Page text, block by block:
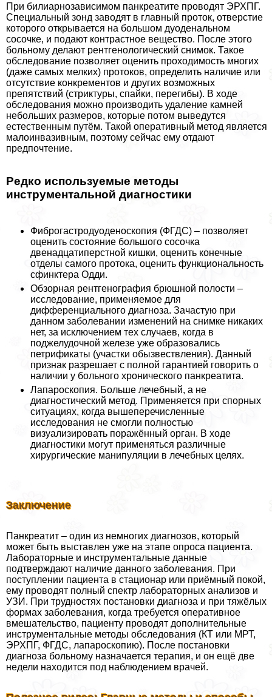
При билиарнозависимом панкреатите проводят ЭРХПГ.
Специальный зонд заводят в главный проток, отверстие
которого открывается на большом дуоденальном
сосочке, и подают контрастное вещество. После этого
больному делают рентгенологический снимок. Такое
обследование позволяет оценить проходимость многих
(даже самых мелких) протоков, определить наличие или
отсутствие конкрементов и других возможных
препятствий (стриктуры, спайки, перегибы). В ходе
обследования можно производить удаление камней
небольших размеров, которые потом выведутся
естественным путём. Такой оперативный метод является
малоинвазивным, поэтому сейчас ему отдают
предпочтение.
Редко используемые методы
инструментальной диагностики
Фиброгастродуоденоскопия (ФГДС) – позволяет
оценить состояние большого сосочка
двенадцатиперстной кишки, оценить конечные
отделы самого протока, оценить функциональность
сфинктера Одди.
Обзорная рентгенография брюшной полости –
исследование, применяемое для
дифференциального диагноза. Зачастую при
данном заболевании изменений на снимке никаких
нет, за исключением тех случаев, когда в
поджелудочной железе уже образовались
петрификаты (участки обызвествления). Данный
признак разрешает с полной гарантией говорить о
наличии у больного хронического панкреатита.
Лапароскопия. Больше лечебный, а не
диагностический метод. Применяется при спорных
ситуациях, когда вышеперечисленные
исследования не смогли полностью
визуализировать поражённый орган. В ходе
диагностики могут применяться различные
хирургические манипуляции в лечебных целях.
Заключение
Панкреатит – один из немногих диагнозов, который
может быть выставлен уже на этапе опроса пациента.
Лабораторные и инструментальные данные
подтверждают наличие данного заболевания. При
поступлении пациента в стационар или приёмный покой,
ему проводят полный спектр лабораторных анализов и
УЗИ. При трудностях постановки диагноза и при тяжёлых
формах заболевания, когда требуется оперативное
вмешательство, пациенту проводят дополнительные
инструментальные методы обследования (КТ или МРТ,
ЭРХПГ, ФГДС, лапароскопию). После постановки
диагноза больному назначается терапия, и он ещё две
недели находится под наблюдением врачей.